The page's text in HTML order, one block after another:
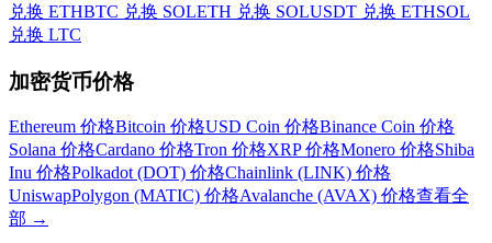
兑换 ETHBTC 兑换 SOLETH 兑换 SOLUSDT 兑换 ETHSOL
兑换 LTC
加密货币价格
Ethereum 价格Bitcoin 价格USD Coin 价格Binance Coin 价格
Solana 价格Cardano 价格Tron 价格XRP 价格Monero 价格Shiba
Inu 价格Polkadot (DOT) 价格Chainlink (LINK) 价格
UniswapPolygon (MATIC) 价格Avalanche (AVAX) 价格查看全
部 →